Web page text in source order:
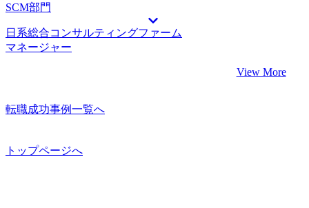
SCM部門
日系総合コンサルティングファーム
マネージャー
View More
転職成功事例一覧へ
トップページへ